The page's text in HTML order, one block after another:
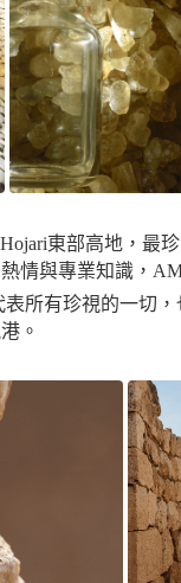
東部高地，
情與專業知識，
所有珍視的一切
。